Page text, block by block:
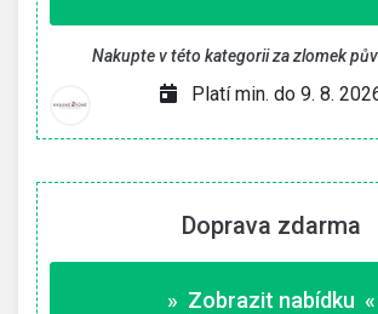
Nakupte v této kategorii za zlomek
Platí min. do 9. 8.
Doprava zdarma
» Zobrazit nabídku «